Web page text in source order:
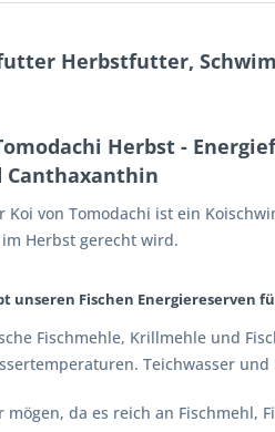
Herbstfutter,
Herbst -
von Tomodachi ist ein
Herbst gerecht wird.
Fischen Energiereserven
Fischmehle, Krillmehle und
Teichwasser
da es reich an Fischmehl,